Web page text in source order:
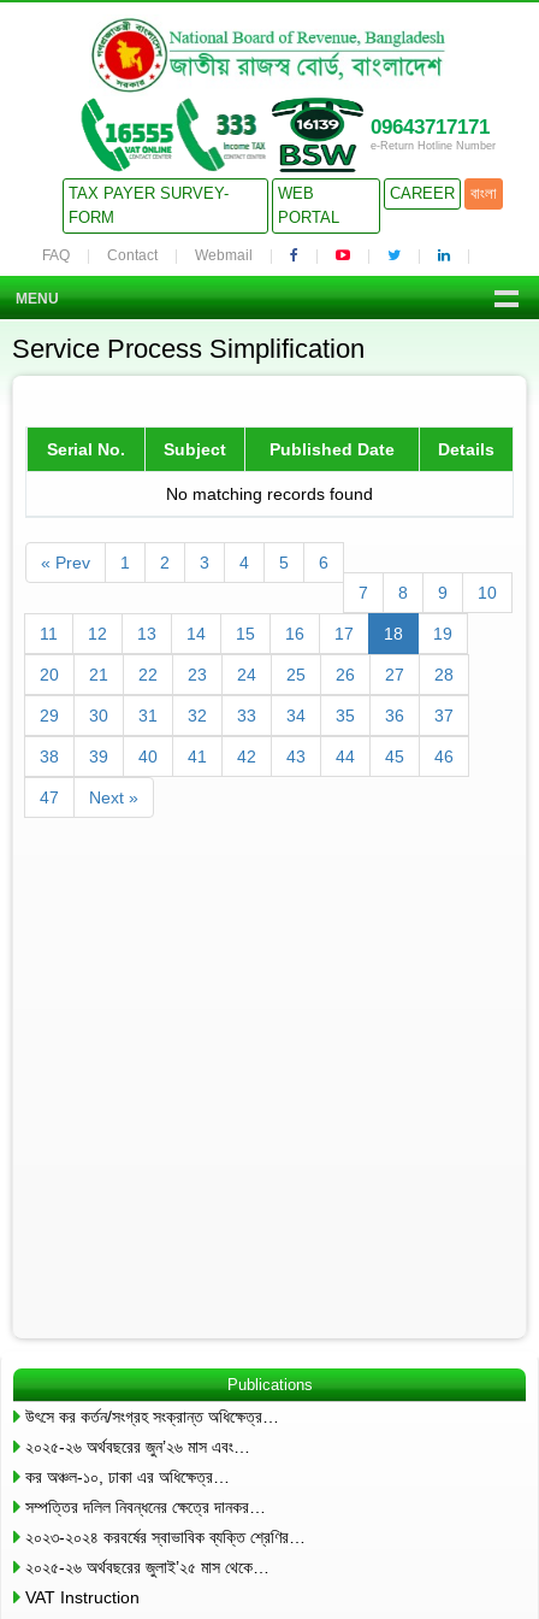
09643717171
e-Return Hotline Number
TAX PAYER SURVEY-
FORM
WEB
PORTAL
CAREER বাংলা
FAQ Contact Webmail
MENU
Service Process Simplification
Serial No. Subject Published Date Details
No matching records found
« Prev 1 2 3 4 5
6
7
8 9 10
11 12 13 14 15 16 17 18 19
20 21 22 23 24 25 26 27 28
29 30 31 32 33 34 35 36 37
38 39 40 41 42 43 44 45 46
47 Next »
Publications
উৎসে কর কর্তন/সংগ্রহ সংক্রান্ত অধিক্ষেত্র…
২০২৫-২৬ অর্থবছরের জুন’২৬ মাস এবং…
কর অঞ্চল-১০, ঢাকা এর অধিক্ষেত্র…
সম্পত্তির দলিল নিবন্ধনের ক্ষেত্রে দানকর…
২০২৩-২০২৪ করবর্ষের স্বাভাবিক ব্যক্তি শ্রেণির…
২০২৫-২৬ অর্থবছরের জুলাই’২৫ মাস থেকে…
VAT Instruction